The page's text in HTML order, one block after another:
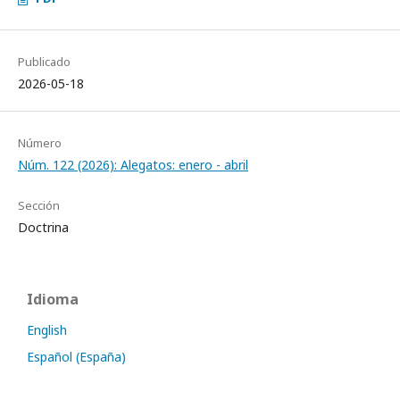
Publicado
2026-05-18
Número
Núm. 122 (2026): Alegatos: enero - abril
Sección
Doctrina
Idioma
English
Español (España)